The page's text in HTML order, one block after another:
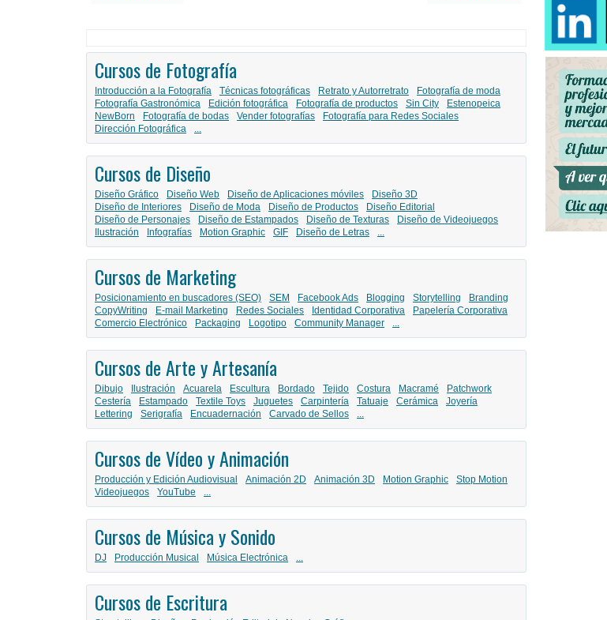
Cursos de Fotografía
Introducción a la Fotografía Técnicas fotográficas Retrato y Autorretrato
Fotografía de moda
Fotografía Gastronómica
Edición fotográfica Fotografía de productos Sin City
Estenopeica
NewBorn
Fotografía de bodas Vender fotografías
Fotografía para Redes Sociales
Dirección Fotográfica
...
Cursos de Diseño
Diseño Gráfico Diseño Web Diseño de Aplicaciones móviles
Diseño 3D
Diseño de Interiores
Diseño de Moda Diseño de Productos
Diseño Editorial
Diseño de Personajes
Diseño de Estampados Diseño de Texturas
Diseño de Videojuegos
Ilustración
Infografías Motion Graphic GIF Diseño de Letras ...
Cursos de Marketing
Posicionamiento en buscadores (SEO) SEM Facebook Ads Blogging Storytelling
Branding
CopyWriting
E-mail Marketing Redes Sociales Identidad Corporativa
Papelería Corporativa
Comercio Electrónico
Packaging Logotipo Community Manager ...
Cursos de Arte y Artesanía
Dibujo Ilustración Acuarela Escultura Bordado Tejido Costura Macramé
Patchwork
Cestería
Estampado Textile Toys Juguetes Carpintería Tatuaje Cerámica
Joyería
Lettering
Serigrafía Encuadernación Carvado de Sellos ...
Cursos de Vídeo y Animación
Producción y Edición Audiovisual Animación 2D Animación 3D Motion Graphic
Stop Motion
Videojuegos
YouTube ...
Cursos de Música y Sonido
DJ Producción Musical Música Electrónica ...
Cursos de Escritura